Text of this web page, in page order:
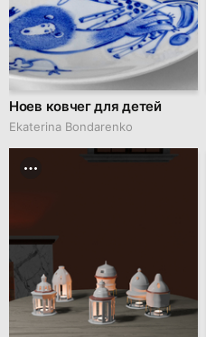
Ноев ковчег для детей
Ekaterina Bondarenko